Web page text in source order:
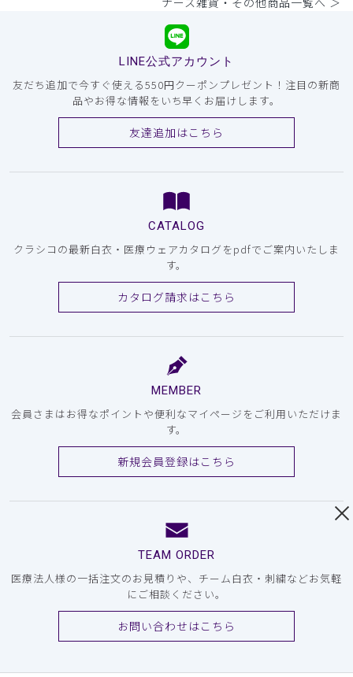
LINE公式アカウント
友だち追加で今すぐ使える550円クーポンプレゼント！注目の新商
品やお得な情報をいち早くお届けします。
友達追加はこちら
CATALOG
クラシコの最新白衣・医療ウェアカタログをpdfでご案内いたしま
す。
カタログ請求はこちら
MEMBER
会員さまはお得なポイントや便利なマイページをご利用いただけま
す。
新規会員登録はこちら
TEAM ORDER
医療法人様の一括注文のお見積りや、チーム白衣・刺繍などお気軽
にご相談ください。
お問い合わせはこちら